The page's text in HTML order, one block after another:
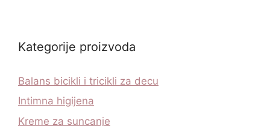
Kategorije proizvoda
Balans bicikli i tricikli za decu
Intimna higijena
Kreme za suncanje